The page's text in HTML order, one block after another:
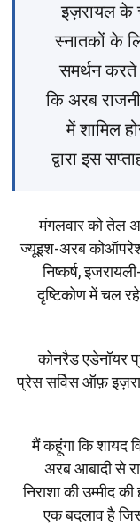
इज़रायल के
स्नातकों के
समर्थन करते
कि अरब
में शामिल
द्वारा इस
मंगलवार को तेल
ज्यूइश-अरब
निष्कर्ष,
दृष्टिकोण में चल
कोनरैड एडेनॉयर
प्रेस सर्विस ऑफ़
"मैं कहूंगा कि शायद
अरब आबादी से
निराशा की उम्मीद
एक बदलाव है